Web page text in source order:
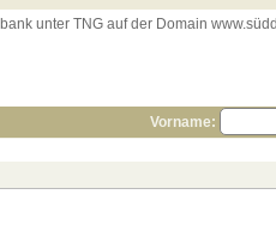
unter TNG auf der Domain
Vorname: